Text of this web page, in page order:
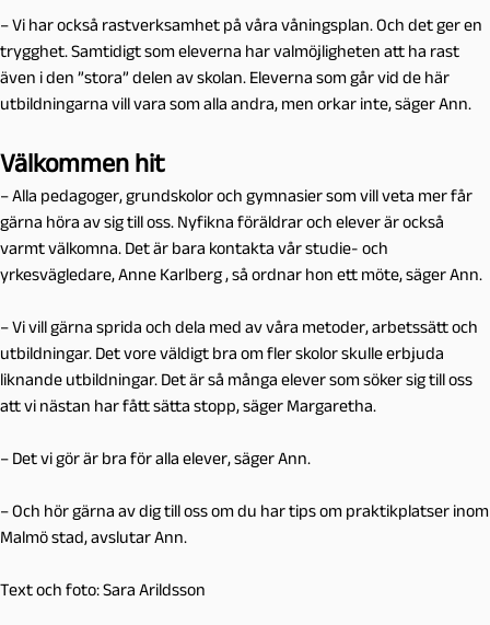
– Vi har också rastverksamhet på våra våningsplan. Och det ger en
trygghet. Samtidigt som eleverna har valmöjligheten att ha rast
även i den ”stora” delen av skolan. Eleverna som går vid de här
utbildningarna vill vara som alla andra, men orkar inte, säger Ann.
Välkommen hit
– Alla pedagoger, grundskolor och gymnasier som vill veta mer får
gärna höra av sig till oss. Nyfikna föräldrar och elever är också
varmt välkomna. Det är bara kontakta vår studie- och
yrkesvägledare, Anne Karlberg , så ordnar hon ett möte, säger Ann.
– Vi vill gärna sprida och dela med av våra metoder, arbetssätt och
utbildningar. Det vore väldigt bra om fler skolor skulle erbjuda
liknande utbildningar. Det är så många elever som söker sig till oss
att vi nästan har fått sätta stopp, säger Margaretha.
– Det vi gör är bra för alla elever, säger Ann.
– Och hör gärna av dig till oss om du har tips om praktikplatser inom
Malmö stad, avslutar Ann.
Text och foto: Sara Arildsson